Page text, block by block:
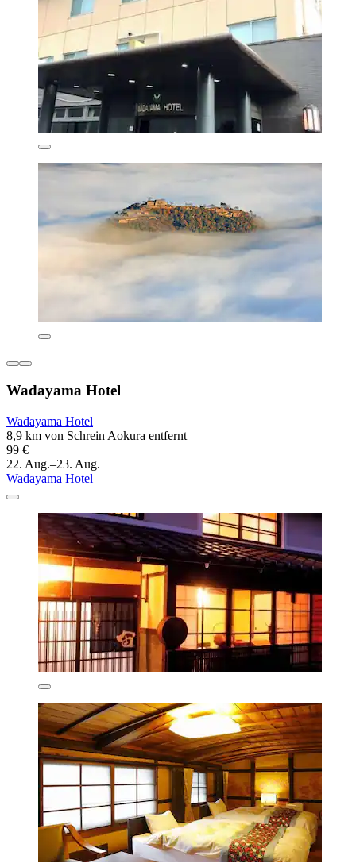
Wadayama Hotel
Wadayama Hotel
8,9 km von Schrein Aokura entfernt
99 €
22. Aug.–23. Aug.
Wadayama Hotel